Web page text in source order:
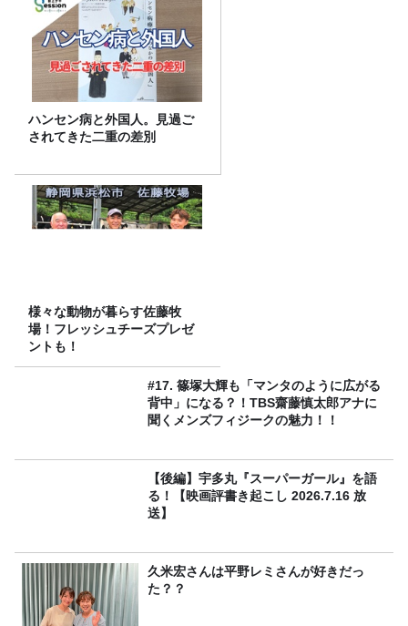
ハンセン病と外国人。見過ご
されてきた二重の差別
様々な動物が暮らす佐藤牧
場！フレッシュチーズプレゼ
ントも！
#17. 篠塚大輝も「マンタのように広がる
背中」になる？！TBS齋藤慎太郎アナに
聞くメンズフィジークの魅力！！
【後編】宇多丸『スーパーガール』を語
る！【映画評書き起こし 2026.7.16 放
送】
久米宏さんは平野レミさんが好きだっ
た？？